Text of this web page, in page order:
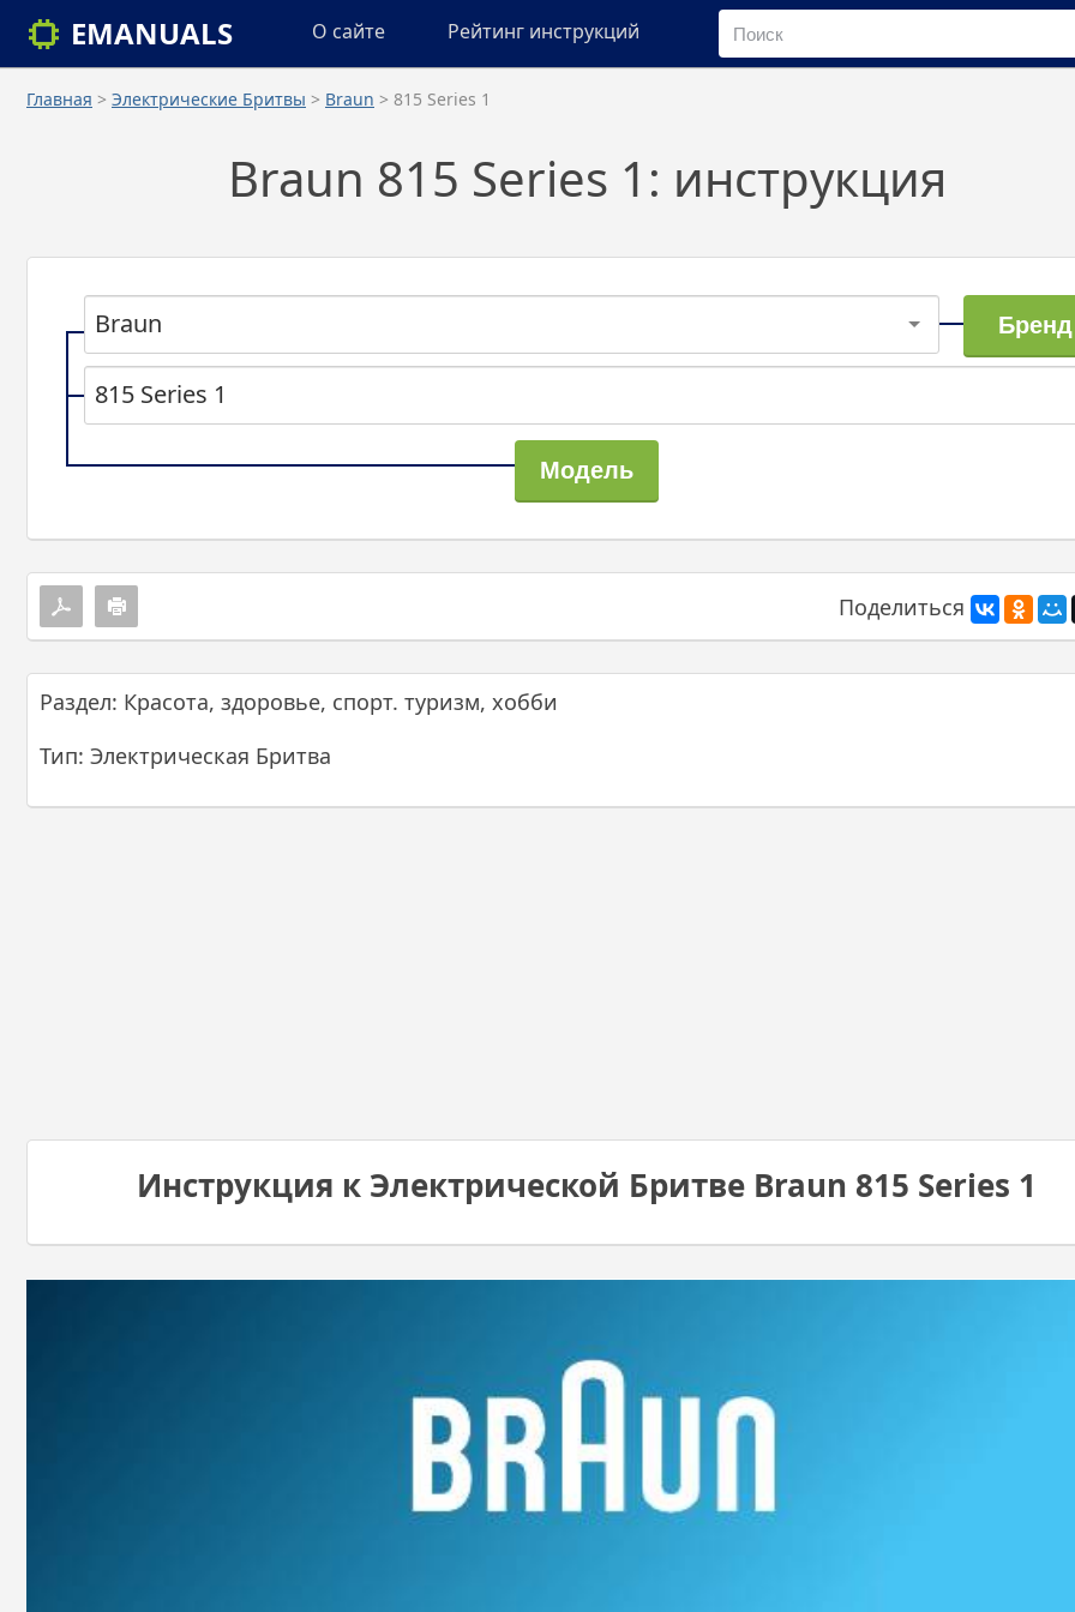
EMANUALS О сайте Рейтинг инструкций
Главная > Электрические Бритвы > Braun > 815 Series 1
Braun 815 Series 1: инструкция
Braun
815 Series 1
Поделиться
Раздел: Красота, здоровье, спорт. туризм, хобби
Тип: Электрическая Бритва
Инструкция к Электрической Бритве Braun 815 Series 1